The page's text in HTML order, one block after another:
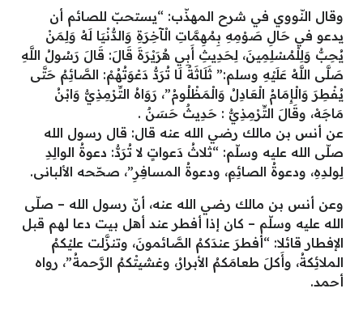
وقال النّووي في شرح المهذّب: “يستحبّ للصائم أن
يدعو في حَالِ صَوْمِهِ بِمُهِمَّاتِ الْآخِرَةِ وَالدُّنْيَا لَهُ وَلِمَنْ
يُحِبُّ وَلِلْمُسْلِمِينَ، لِحَدِيثِ أَبِي هُرَيْرَةَ قَالَ: قَالَ رَسُولُ اللَّهِ
صَلَّى اللَّهُ عَلَيْهِ وسلم:” ثَلَاثَةٌ لَا تُرَدُّ دَعْوَتُهُمْ: الصَّائِمُ حَتَّى
يُفْطِرَ وَالْإِمَامُ الْعَادِلُ وَالْمَظْلُومُ”، رَوَاهُ التِّرْمِذِيُّ وَابْنُ
مَاجَهْ، وقَالَ التِّرْمِذِيُّ : حَدِيثٌ حَسَنٌ .
عن أنس بن مالك رضي الله عنه قال: قال رسول الله
صلّى الله عليه وسلّم: “ثلاثُ دَعواتٍ لا تُرَدُّ: دعوةُ الوالِدِ
لِولدِهِ، ودعوةُ الصائِمِ، ودعوةُ المسافِرِ”، صحّحه الألبانى.
وعن أنس بن مالك رضي الله عنه، أنّ رسول الله – صلّى
الله عليه وسلّم – كان إذا أفطر عند أهل بيت دعا لهم قبل
الإفطار قائلا: “أفطرَ عندَكمُ الصَّائمونَ، وتنزَّلت عليْكمُ
الملائِكةُ، وأَكلَ طعامَكمُ الأبرارُ، وغشيتْكمُ الرَّحمةُ”، رواه
أحمد.